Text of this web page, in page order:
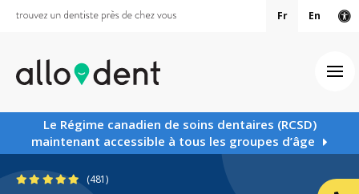
Fr En
Le Régime canadien de soins dentaires (RCSD)
maintenant accessible à tous les groupes d’âge
4.8 étoiles
(481)